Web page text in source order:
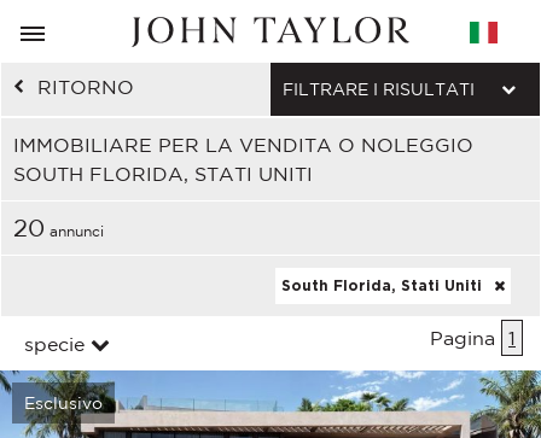
RITORNO
IMMOBILIARE PER LA VENDITA O NOLEGGIO
SOUTH FLORIDA, STATI UNITI
FILTRARE I RISULTATI
20 annunci
South Florida, Stati Uniti
specie Pagina 1
Esclusivo